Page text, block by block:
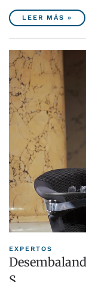
LEER MÁS »
EXPERTOS